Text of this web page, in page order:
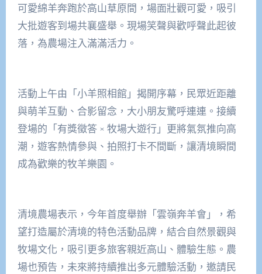
可愛綿羊奔跑於高山草原間，場面壯觀可愛，吸引
大批遊客到場共襄盛舉。現場笑聲與歡呼聲此起彼
落，為農場注入滿滿活力。
活動上午由「小羊照相館」揭開序幕，民眾近距離
與萌羊互動、合影留念，大小朋友驚呼連連。接續
登場的「有獎徵答 × 牧場大遊行」更將氣氛推向高
潮，遊客熱情參與、拍照打卡不間斷，讓清境瞬間
成為歡樂的牧羊樂園。
清境農場表示，今年首度舉辦「雲嶺奔羊會」，希
望打造屬於清境的特色活動品牌，結合自然景觀與
牧場文化，吸引更多旅客親近高山、體驗生態。農
場也預告，未來將持續推出多元體驗活動，邀請民